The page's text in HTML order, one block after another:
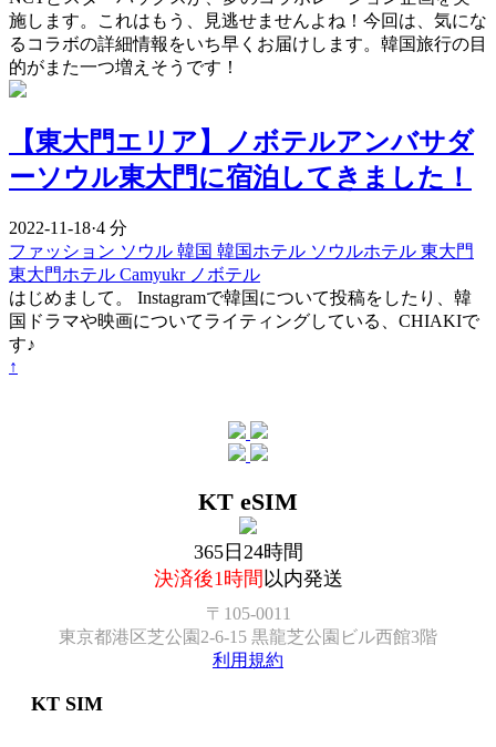
施します。これはもう、見逃せませんよね！今回は、気にな
るコラボの詳細情報をいち早くお届けします。韓国旅行の目
的がまた一つ増えそうです！
【東大門エリア】ノボテルアンバサダ
ーソウル東大門に宿泊してきました！
2022-11-18·4 分
ファッション ソウル 韓国 韓国ホテル ソウルホテル 東大門
東大門ホテル Camyukr ノボテル
はじめまして。 Instagramで韓国について投稿をしたり、韓
国ドラマや映画についてライティングしている、CHIAKIで
す♪
↑
KT eSIM
365日24時間
決済後1時間以内発送
〒105-0011
東京都港区芝公園2-6-15 黒龍芝公園ビル西館3階
利用規約
KT SIM